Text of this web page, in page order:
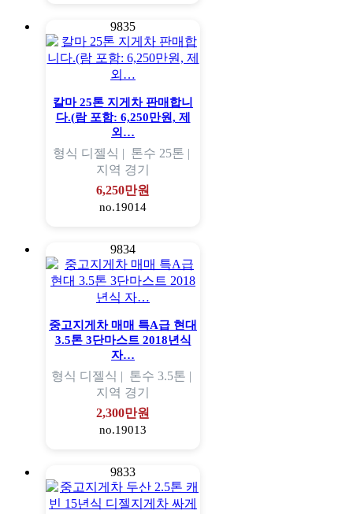
9835
칼마 25톤 지게차 판매합니
다.(람 포함: 6,250만원, 제
외…
형식 디젤식 | 톤수 25톤 |
지역 경기
6,250만원
no.19014
9834
중고지게차 매매 특A급 현대
3.5톤 3단마스트 2018년식
자…
형식 디젤식 | 톤수 3.5톤 |
지역 경기
2,300만원
no.19013
9833